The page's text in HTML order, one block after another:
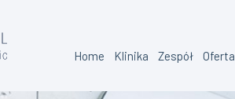
Home Klinika Zespół Oferta